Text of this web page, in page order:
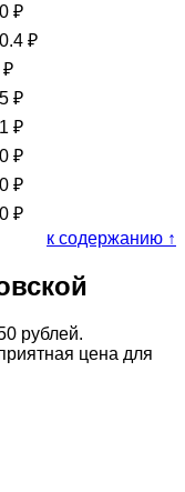
₽
₽
₽
₽
₽
₽
₽
₽
к содержанию ↑
рублей.
цена для